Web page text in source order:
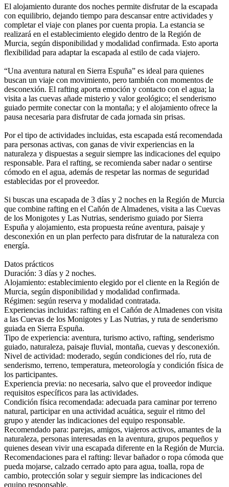
El alojamiento durante dos noches permite disfrutar de la escapada
con equilibrio, dejando tiempo para descansar entre actividades y
completar el viaje con planes por cuenta propia. La estancia se
realizará en el establecimiento elegido dentro de la Región de
Murcia, según disponibilidad y modalidad confirmada. Esto aporta
flexibilidad para adaptar la escapada al estilo de cada viajero.
“Una aventura natural en Sierra Espuña” es ideal para quienes
buscan un viaje con movimiento, pero también con momentos de
desconexión. El rafting aporta emoción y contacto con el agua; la
visita a las cuevas añade misterio y valor geológico; el senderismo
guiado permite conectar con la montaña; y el alojamiento ofrece la
pausa necesaria para disfrutar de cada jornada sin prisas.
Por el tipo de actividades incluidas, esta escapada está recomendada
para personas activas, con ganas de vivir experiencias en la
naturaleza y dispuestas a seguir siempre las indicaciones del equipo
responsable. Para el rafting, se recomienda saber nadar o sentirse
cómodo en el agua, además de respetar las normas de seguridad
establecidas por el proveedor.
Si buscas una escapada de 3 días y 2 noches en la Región de Murcia
que combine rafting en el Cañón de Almadenes, visita a las Cuevas
de los Monigotes y Las Nutrias, senderismo guiado por Sierra
Espuña y alojamiento, esta propuesta reúne aventura, paisaje y
desconexión en un plan perfecto para disfrutar de la naturaleza con
energía.
Datos prácticos
Duración: 3 días y 2 noches.
Alojamiento: establecimiento elegido por el cliente en la Región de
Murcia, según disponibilidad y modalidad confirmada.
Régimen: según reserva y modalidad contratada.
Experiencias incluidas: rafting en el Cañón de Almadenes con visita
a las Cuevas de los Monigotes y Las Nutrias, y ruta de senderismo
guiada en Sierra Espuña.
Tipo de experiencia: aventura, turismo activo, rafting, senderismo
guiado, naturaleza, paisaje fluvial, montaña, cuevas y desconexión.
Nivel de actividad: moderado, según condiciones del río, ruta de
senderismo, terreno, temperatura, meteorología y condición física de
los participantes.
Experiencia previa: no necesaria, salvo que el proveedor indique
requisitos específicos para las actividades.
Condición física recomendada: adecuada para caminar por terreno
natural, participar en una actividad acuática, seguir el ritmo del
grupo y atender las indicaciones del equipo responsable.
Recomendado para: parejas, amigos, viajeros activos, amantes de la
naturaleza, personas interesadas en la aventura, grupos pequeños y
quienes desean vivir una escapada diferente en la Región de Murcia.
Recomendaciones para el rafting: llevar bañador o ropa cómoda que
pueda mojarse, calzado cerrado apto para agua, toalla, ropa de
cambio, protección solar y seguir siempre las indicaciones del
equipo responsable.